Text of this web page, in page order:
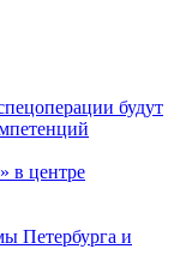
будут
в центре
Петербурга и